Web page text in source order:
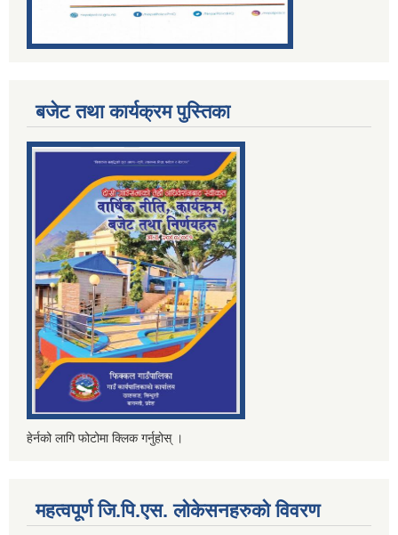
बजेट तथा कार्यक्रम पुस्तिका
हेर्नको लागि फोटोमा क्लिक गर्नुहोस् ।
महत्वपूर्ण जि.पि.एस. लोकेसनहरुको विवरण